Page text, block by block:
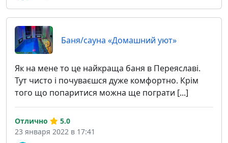
Баня/сауна «Домашний уют»
Як на мене то це найкраща баня в Переяславі.
Тут чисто і почуваєшся дуже комфортно. Крім
того що попаритися можна ще пограти [...]
Отлично
5.0
23 января 2022 в 17:41